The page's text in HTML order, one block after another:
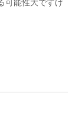
可能性大ですけ